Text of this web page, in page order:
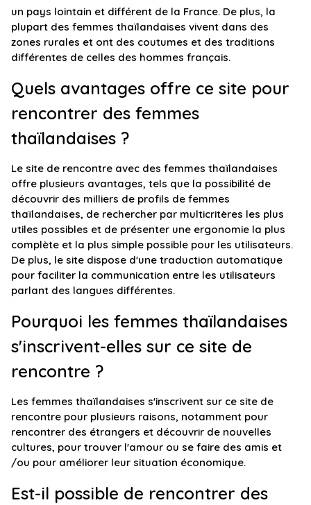
un pays lointain et différent de la France. De plus, la
plupart des femmes thaïlandaises vivent dans des
zones rurales et ont des coutumes et des traditions
différentes de celles des hommes français.
Quels avantages offre ce site pour
rencontrer des femmes
thaïlandaises ?
Le site de rencontre avec des femmes thaïlandaises
offre plusieurs avantages, tels que la possibilité de
découvrir des milliers de profils de femmes
thaïlandaises, de rechercher par multicritères les plus
utiles possibles et de présenter une ergonomie la plus
complète et la plus simple possible pour les utilisateurs.
De plus, le site dispose d'une traduction automatique
pour faciliter la communication entre les utilisateurs
parlant des langues différentes.
Pourquoi les femmes thaïlandaises
s'inscrivent-elles sur ce site de
rencontre ?
Les femmes thaïlandaises s'inscrivent sur ce site de
rencontre pour plusieurs raisons, notamment pour
rencontrer des étrangers et découvrir de nouvelles
cultures, pour trouver l'amour ou se faire des amis et
/ou pour améliorer leur situation économique.
Est-il possible de rencontrer des